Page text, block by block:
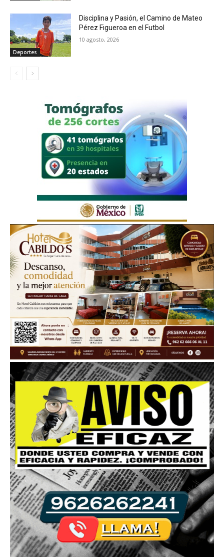
Deportes
Disciplina y Pasión, el Camino de Mateo
Pérez Figueroa en el Futbol
10 agosto, 2026